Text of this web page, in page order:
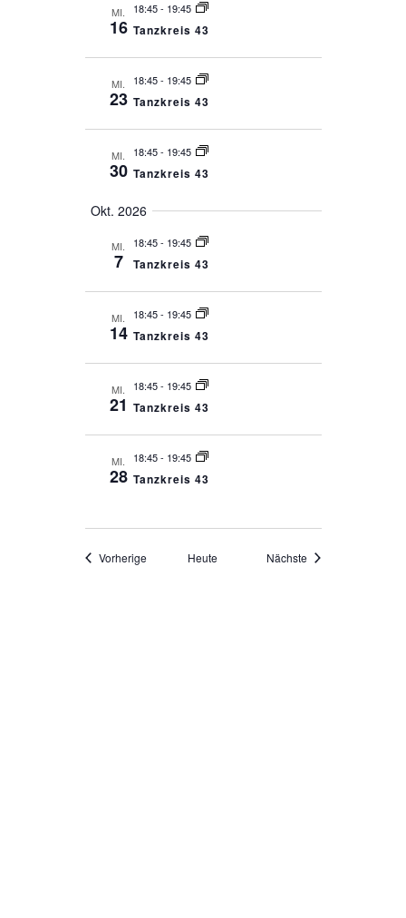
MI.
16
18:45- 19:45
Tanzkreis 43
MI.
23
18:45- 19:45
Tanzkreis 43
MI.
30
18:45- 19:45
Tanzkreis 43
Okt. 2026
MI.
7
18:45- 19:45
Tanzkreis 43
MI.
14
18:45- 19:45
Tanzkreis 43
MI.
21
18:45- 19:45
Tanzkreis 43
MI.
28
18:45- 19:45
Tanzkreis 43
VorherigeVeranstaltungen
Heute Nächste Veranstaltungen